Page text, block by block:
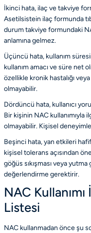
İkinci hata, ilaç ve takviye
Asetilsistein ilaç formunda
durum takviye formundaki
anlamına gelmez.
Üçüncü hata, kullanım
kullanım amacı ve süre net
özellikle kronik hastalığı
olmayabilir.
Dördüncü hata, kullanıcı
Bir kişinin NAC kullanımıyla
olmayabilir. Kişisel
Beşinci hata, yan etkileri
kişisel tolerans açısından
göğüs sıkışması veya
değerlendirme gerektirir.
NAC
Listesi
NAC kullanmadan önce şu